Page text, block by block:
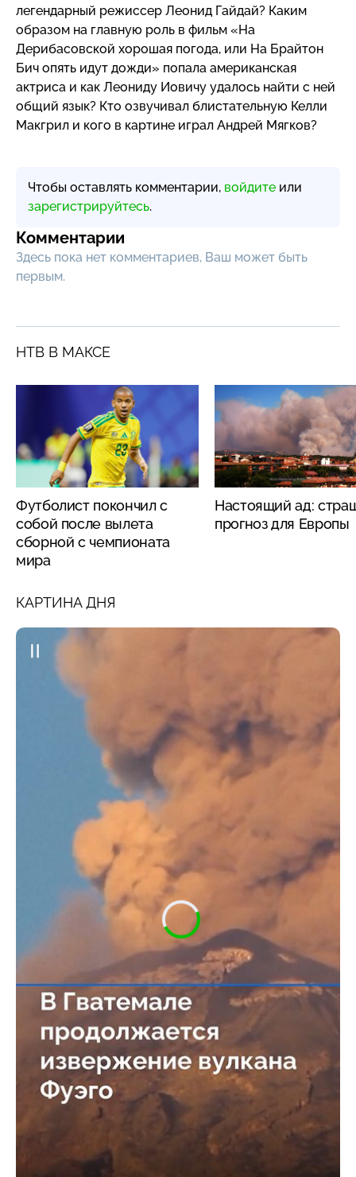
легендарный режиссер Леонид Гайдай? Каким
образом на главную роль в фильм «На
Дерибасовской хорошая погода, или На Брайтон
Бич опять идут дожди» попала американская
актриса и как Леониду Иовичу удалось найти с ней
общий язык? Кто озвучивал блистательную Келли
Макгрил и кого в картине играл Андрей Мягков?
Чтобы оставлять комментарии, войдите или
зарегистрируйтесь.
Комментарии
Здесь пока нет комментариев, Ваш может быть
первым.
НТВ В МАКСЕ
Футболист покончил с
собой после вылета
сборной с чемпионата
мира
Настоящий ад:
прогноз для Европы
КАРТИНА ДНЯ